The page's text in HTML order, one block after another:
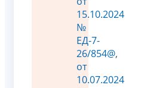
15.10.2024
№
ЕД-7-
26/854@,
от
10.07.2024